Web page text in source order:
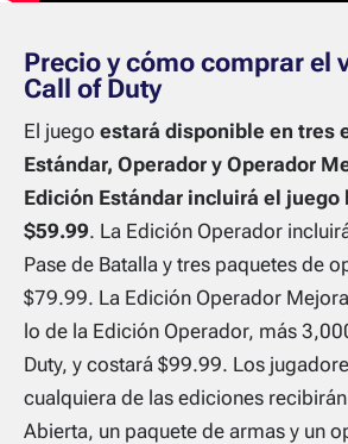
Precio y cómo comprar el
Call of Duty
El juego estará disponible en tres
Estándar, Operador y Operador
Edición Estándar incluirá el juego
$59.99. La Edición Operador
Pase de Batalla y tres paquetes de
$79.99. La Edición Operador
lo de la Edición Operador, más
Duty, y costará $99.99. Los
cualquiera de las ediciones
Abierta, un paquete de armas y un